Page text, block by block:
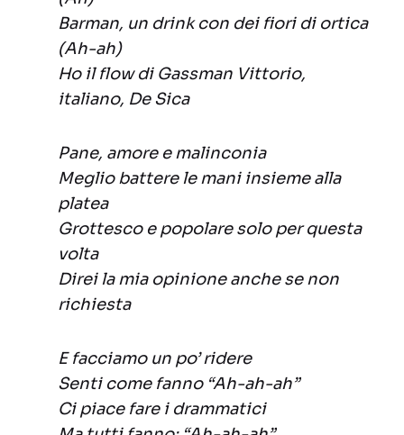
Barman, un drink con dei fiori di ortica
(Ah-ah)
Ho il flow di Gassman Vittorio,
italiano, De Sica
Pane, amore e malinconia
Meglio battere le mani insieme alla
platea
Grottesco e popolare solo per questa
volta
Direi la mia opinione anche se non
richiesta
E facciamo un po’ ridere
Senti come fanno “Ah-ah-ah”
Ci piace fare i drammatici